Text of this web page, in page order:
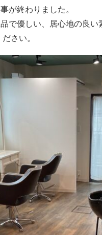
が終わりました。
で優しい、居心地の良い
さい。